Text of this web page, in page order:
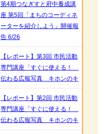
第4期つなぎすと府中養成講
座 第5回「まちのコーディネ
ーターを紹介しよう」開催報
告 6/26
【レポート】第3回 市民活動
専門講座「すぐに使える！
伝わる広報写真 キホンのキ
【レポート】第2回 市民活動
専門講座「すぐに使える！
伝わる広報写真 キホンのキ